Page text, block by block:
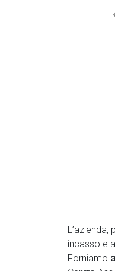
L’azienda,
incasso e
Forniamo